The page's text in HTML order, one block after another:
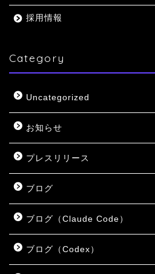
採用情報
Category
Uncategorized
お知らせ
プレスリリース
ブログ
ブログ（Claude Code）
ブログ（Codex）